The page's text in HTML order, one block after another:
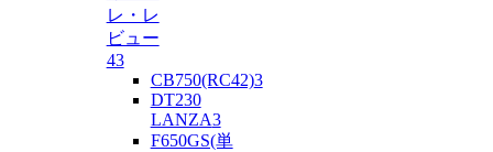
レ・レ
ビュー
43
CB750(RC42)3
DT230
LANZA3
F650GS(単